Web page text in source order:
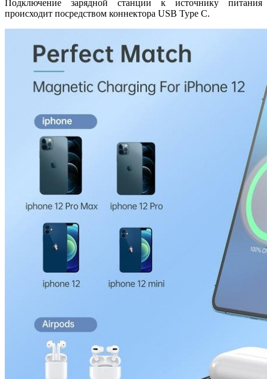
Подключение зарядной станции к источнику питания
происходит посредством коннектора USB Type C.